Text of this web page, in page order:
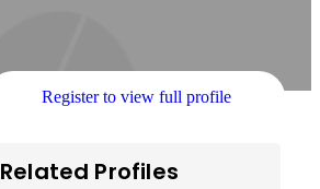
Register to view full profile
Related Profiles